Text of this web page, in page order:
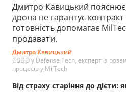
Дмитро Кавицький
дрона не гарантує контракт
готовність допомагає
продавати.
Дмитро Кавицький
CBDO у Defense Tech, експерт із
процесів у MilTech
Від страху старіння до дієти: